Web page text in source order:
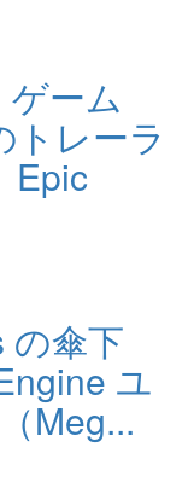
ーム
トレーラ
Epic
の傘下
ユ
Meg...